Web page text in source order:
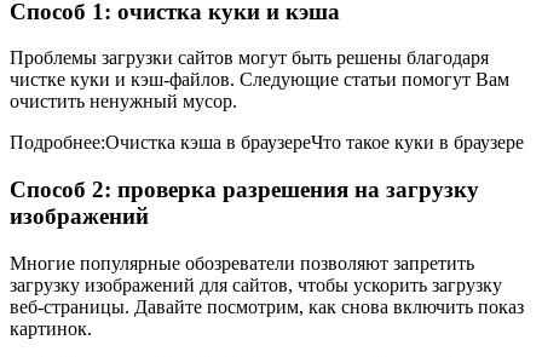
Способ 1: очистка куки и кэша
Проблемы загрузки сайтов могут быть решены благодаря
чистке куки и кэш-файлов. Следующие статьи помогут Вам
очистить ненужный мусор.
Подробнее:Очистка кэша в браузереЧто такое куки в браузере
Способ 2: проверка разрешения на загрузку
изображений
Многие популярные обозреватели позволяют запретить
загрузку изображений для сайтов, чтобы ускорить загрузку
веб-страницы. Давайте посмотрим, как снова включить показ
картинок.